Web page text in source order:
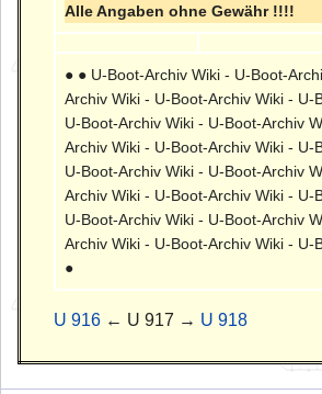
Alle Angaben ohne Gewähr !!!!
● ● U-Boot-Archiv Wiki - U-Boot-
Archiv Wiki - U-Boot-Archiv Wiki - U-
U-Boot-Archiv Wiki - U-Boot-Archiv
Archiv Wiki - U-Boot-Archiv Wiki - U-
U-Boot-Archiv Wiki - U-Boot-Archiv
Archiv Wiki - U-Boot-Archiv Wiki - U-
U-Boot-Archiv Wiki - U-Boot-Archiv
Archiv Wiki - U-Boot-Archiv Wiki - U-
●
U 916 ← U 917 → U 918